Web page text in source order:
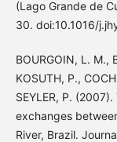
(Lago Grande de
30. doi:10.1016/
BOURGOIN, L. M.,
KOSUTH, P.,
SEYLER, P.
exchanges
River, Brazil.